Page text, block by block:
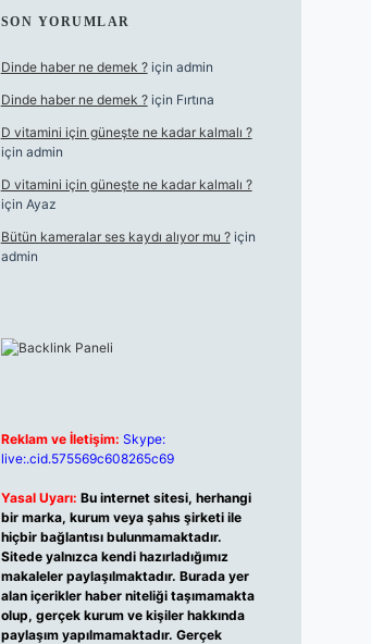
SON YORUMLAR
Dinde haber ne demek ?için admin
Dinde haber ne demek ?için Fırtına
D vitamini için güneşte ne kadar kalmalı ?
için admin
D vitamini için güneşte ne kadar kalmalı ?
için Ayaz
Bütün kameralar ses kaydı alıyor mu ?için
admin
Reklam ve İletişim: Skype:
live:.cid.575569c608265c69
Yasal Uyarı: Bu internet sitesi, herhangi
bir marka, kurum veya şahıs şirketi ile
hiçbir bağlantısı bulunmamaktadır.
Sitede yalnızca kendi hazırladığımız
makaleler paylaşılmaktadır. Burada yer
alan içerikler haber niteliği taşımamakta
olup, gerçek kurum ve kişiler hakkında
paylaşım yapılmamaktadır. Gerçek